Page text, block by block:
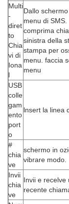
Multi
-
diret
to
Chia
vi di
Iona
l
Dallo
menu di SMS.
comprima
sinistra della
stampa per
menu. faccia
menu
USB
colle
gam
ento
port
o
lnsert la linea
#
chia
ve
schermo in
vibrare modo.
Invii
chia
ve
Invii e recelve
recente